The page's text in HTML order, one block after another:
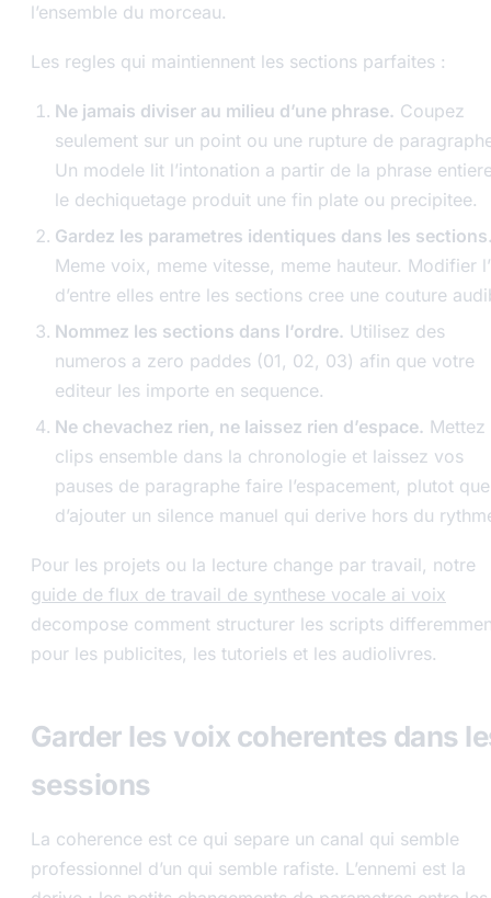
l’ensemble du morceau.
Les regles qui maintiennent les sections parfaites :
Ne jamais diviser au milieu d’une phrase. Coupez
seulement sur un point ou une rupture de
Un modele lit l’intonation a partir de la phrase
le dechiquetage produit une fin plate ou precipitee.
Gardez les parametres identiques dans les
Meme voix, meme vitesse, meme hauteur. Modifier
d’entre elles entre les sections cree une couture
Nommez les sections dans l’ordre. Utilisez des
numeros a zero paddes (01, 02, 03) afin que votre
editeur les importe en sequence.
Ne chevachez rien, ne laissez rien d’espace. Mettez
clips ensemble dans la chronologie et laissez vos
pauses de paragraphe faire l’espacement, plutot que
d’ajouter un silence manuel qui derive hors du
Pour les projets ou la lecture change par travail, notre
guide de flux de travail de synthese vocale ai voix
decompose comment structurer les scripts
pour les publicites, les tutoriels et les audiolivres.
Garder les voix coherentes dans
sessions
La coherence est ce qui separe un canal qui semble
professionnel d’un qui semble rafiste. L’ennemi est la